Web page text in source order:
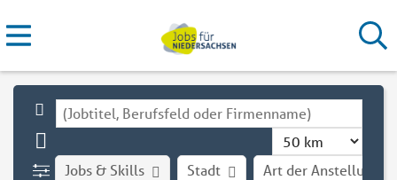
Stadt Art der Anstellung
Jobs & Skills